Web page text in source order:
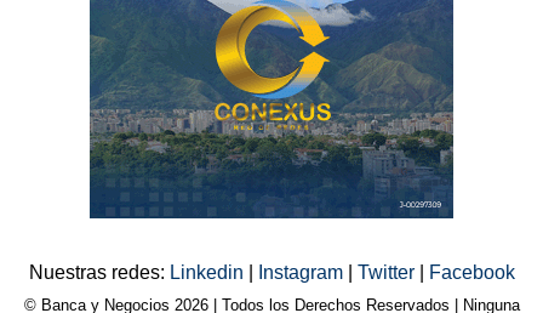
Nuestras redes: Linkedin Instagram Twitter Facebook
© Banca y Negocios 2026 | Todos los Derechos Reservados | Ninguna